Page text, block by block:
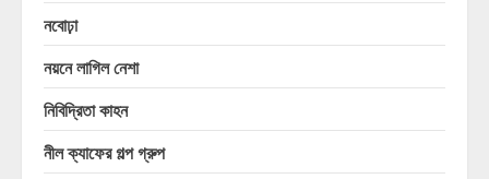
নবোঢ়া
নয়নে লাগিল নেশা
নিবিদ্রিতা কাহন
নীল ক্যাফের গল্প গ্রুপ